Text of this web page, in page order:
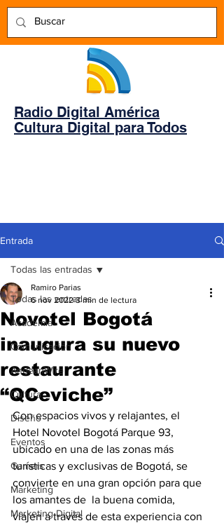
Radio Digital América
Cultura Digital para Todos
Entrada
Todas las entradas
Academia
Comunicación
AndeanWire
Cultura
Diseño
Eventos
Gamers
Marketing
Marketing Digital
Todas las entradas
Novotel Bogotá
inaugura su nuevo
restaurante
“QCeviche”
Ramiro Parias
6 nov 2022 3 min de lectura
Con espacios vivos y relajantes, el
Hotel Novotel Bogotá Parque 93,
ubicado en una de las zonas más
turísticas y exclusivas de Bogotá, se
convierte en una gran opción para que
los amantes de  la buena comida,
viajen a través de esta experiencia con